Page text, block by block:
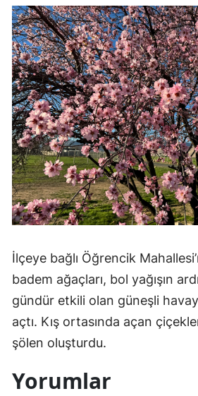
İlçeye bağlı Öğrencik
badem ağaçları, bol yağışın
gündür etkili olan güneşli
açtı. Kış ortasında açan
şölen oluşturdu.
Yorumlar